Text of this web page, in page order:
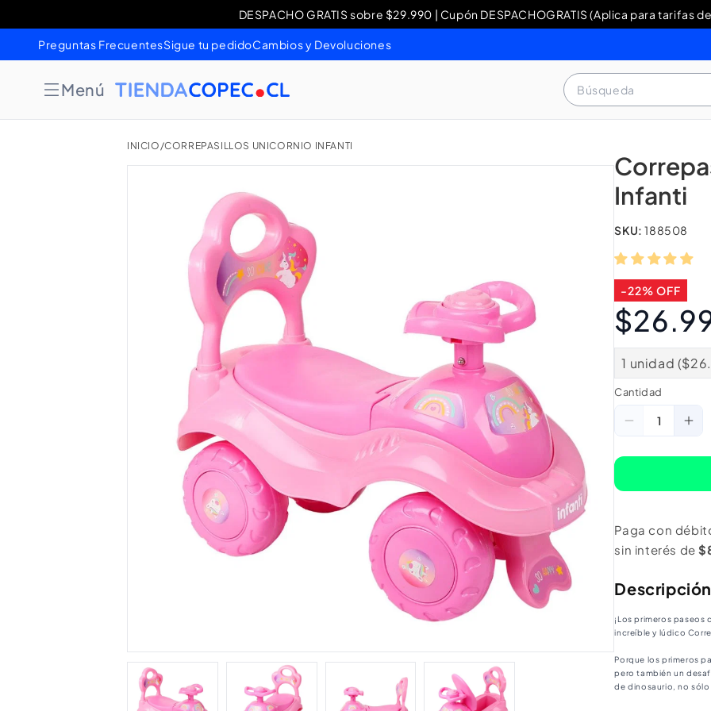
al contenido
DESPACHO GRATIS sobre $29.990 | Cupón DESPACHOGRATIS (Aplica para tarifas
Cambios y Devoluciones: contacto WhatsApp + 56 9 3460 4429 o al
Preguntas FrecuentesSigue tu pedidoCambios y Devoluciones
Menú Búsqueda
INICIO/CORREPASILLOS UNICORNIO INFANTI
Infanti
SKU: 188508
-22% OFF
1 unidad
Cantidad
Cantidad
Reducir
Infanti
Paga con
sin interés de
Descripción
¡Los primeros paseos
increíble y lúdico
Porque los primeros
pero también un
de dinosaurio, no